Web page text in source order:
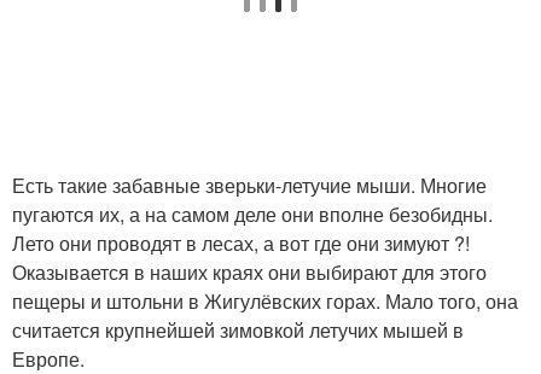
Есть такие забавные зверьки-летучие мыши. Многие
пугаются их, а на самом деле они вполне безобидны.
Лето они проводят в лесах, а вот где они зимуют ?!
Оказывается в наших краях они выбирают для этого
пещеры и штольни в Жигулёвских горах. Мало того, она
считается крупнейшей зимовкой летучих мышей в
Европе.